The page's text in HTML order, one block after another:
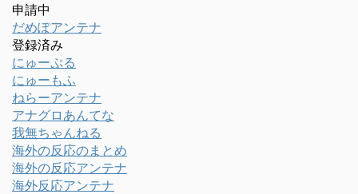
申請中
だめぽアンテナ
登録済み
にゅーぷる
にゅーもふ
ねらーアンテナ
アナグロあんてな
我無ちゃんねる
海外の反応のまとめ
海外の反応アンテナ
海外反応アンテナ